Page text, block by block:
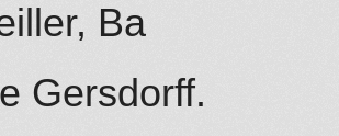
Ba
Gersdorff.